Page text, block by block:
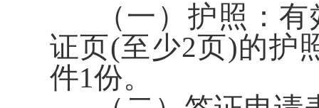
（一）护照：有
证页(至少2页)的护
件1份。